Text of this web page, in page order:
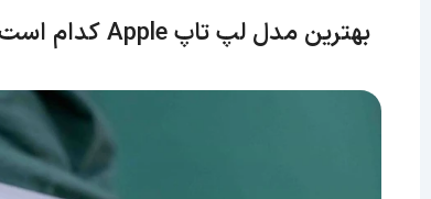
بهترین مدل لپ تاپ Apple کدام است؟ محبوب ترین لپ تاپ اپل در 2025